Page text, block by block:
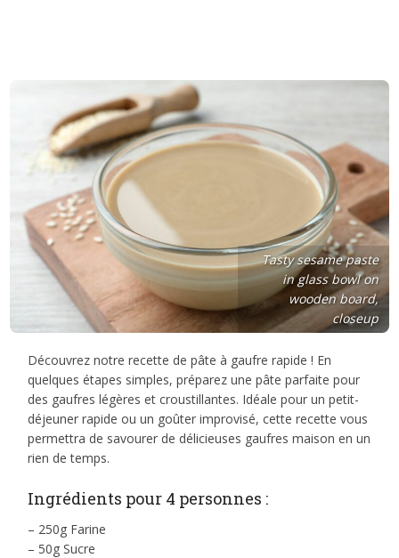
Tasty sesame paste
in glass bowl on
wooden board,
closeup
Découvrez notre recette de pâte à gaufre rapide ! En
quelques étapes simples, préparez une pâte parfaite pour
des gaufres légères et croustillantes. Idéale pour un petit-
déjeuner rapide ou un goûter improvisé, cette recette vous
permettra de savourer de délicieuses gaufres maison en un
rien de temps.
Ingrédients pour 4 personnes :
– 250g Farine
– 50g Sucre